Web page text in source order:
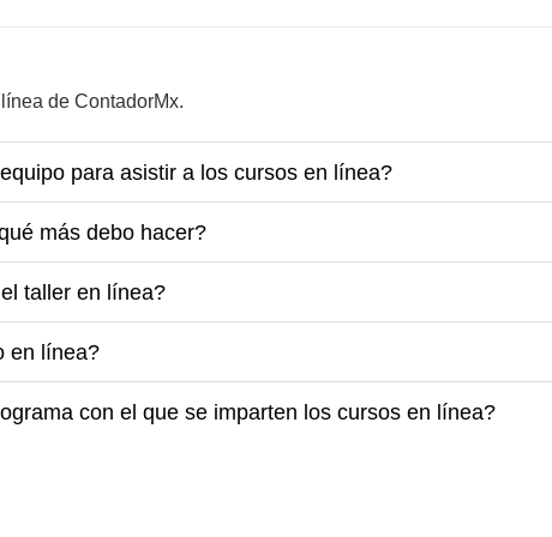
de ContadorMx.
para asistir a los cursos en línea?
más debo hacer?
taller en línea?
en línea?
con el que se imparten los cursos en línea?